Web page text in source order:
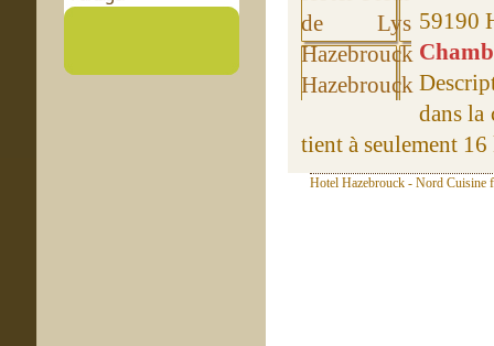
59190
dans la
tient à seulement
Hotel Hazebrouck - Nord Cuisine